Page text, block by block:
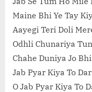
Maine Bhi Ye Tay
Aayegi Teri Doli
Odhli Chunariya
Chahe Duniya Jo
Jab Pyar Kiya To
O Jab Pyar Kiya To